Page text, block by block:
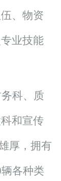
、物资
业技能
科、质
和宣传
厚，拥有
各种类